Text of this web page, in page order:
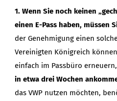
1. Wenn Sie noch keinen
einen E-Pass haben, müssen
der Genehmigung einen
Vereinigten Königreich
einfach im Passbüro erneuern,
in etwa drei Wochen
das VWP nutzen möchten,